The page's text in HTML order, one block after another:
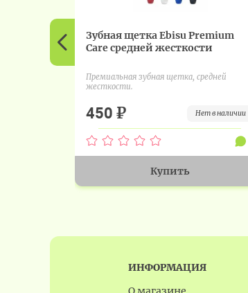
Зубная щетка Ebisu Premium
Care средней жесткости
Премиальная зубная щетка, средней
жесткости.
450 ₽ нет в наличии
Купить
ИНФОРМАЦИЯ